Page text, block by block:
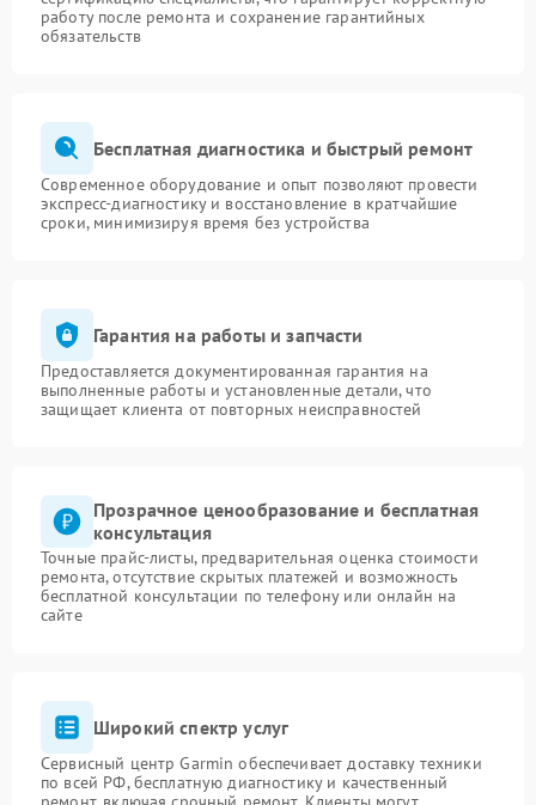
работу после ремонта и сохранение гарантийных
обязательств
Бесплатная диагностика и быстрый ремонт
Современное оборудование и опыт позволяют провести
экспресс-диагностику и восстановление в кратчайшие
сроки, минимизируя время без устройства
Гарантия на работы и запчасти
Предоставляется документированная гарантия на
выполненные работы и установленные детали, что
защищает клиента от повторных неисправностей
Прозрачное ценообразование и бесплатная
консультация
Точные прайс-листы, предварительная оценка стоимости
ремонта, отсутствие скрытых платежей и возможность
бесплатной консультации по телефону или онлайн на
сайте
Широкий спектр услуг
Сервисный центр Garmin обеспечивает доставку техники
по всей РФ, бесплатную диагностику и качественный